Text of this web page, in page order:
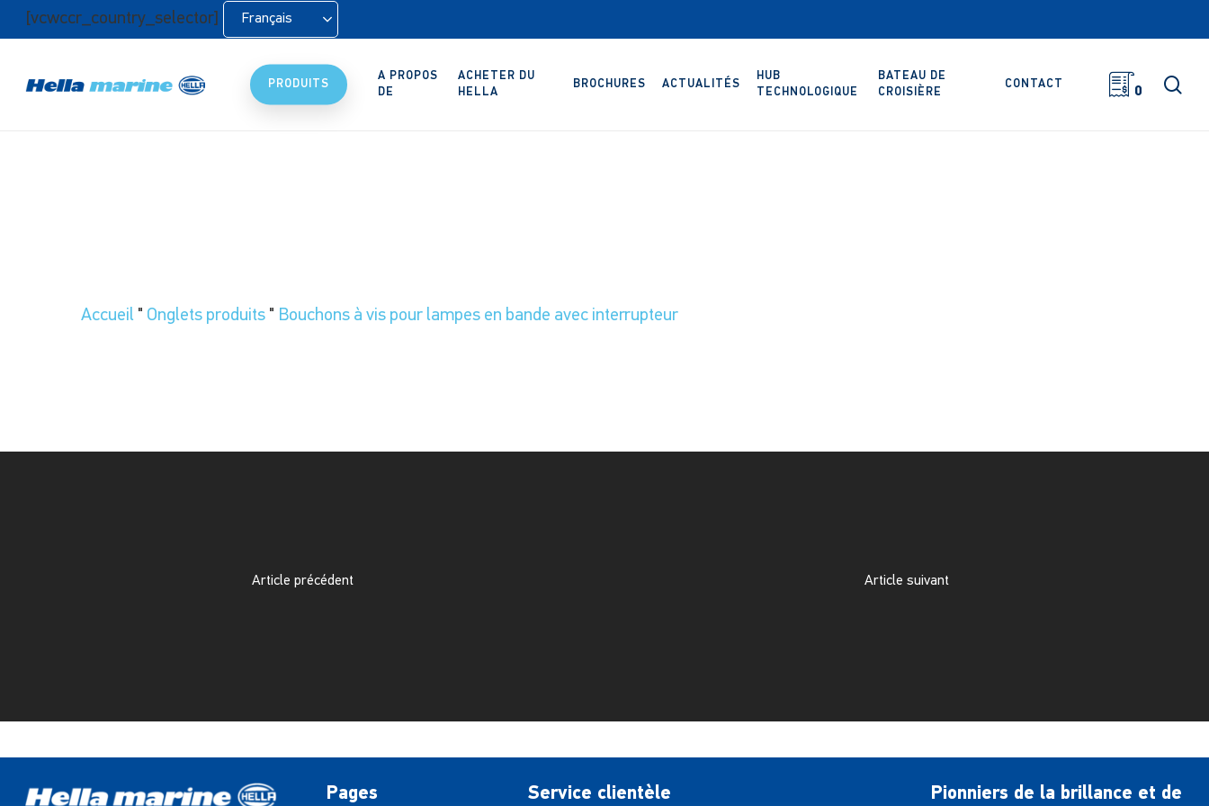
Retour[vcwccr_country_selector] Français
PRODUITS
A PROPOS
DE
ACHETER DU
HELLA
BROCHURES ACTUALITÉS
HUB
TECHNOLOGIQUE
BATEAU DE
CROISIÈRE
CONTACT
0
Accueil " Onglets produits " Bouchons à vis pour lampes en bande avec interrupteur
Article précédent Article suivant
Pages Service clientèle Pionniers de la brillance et de